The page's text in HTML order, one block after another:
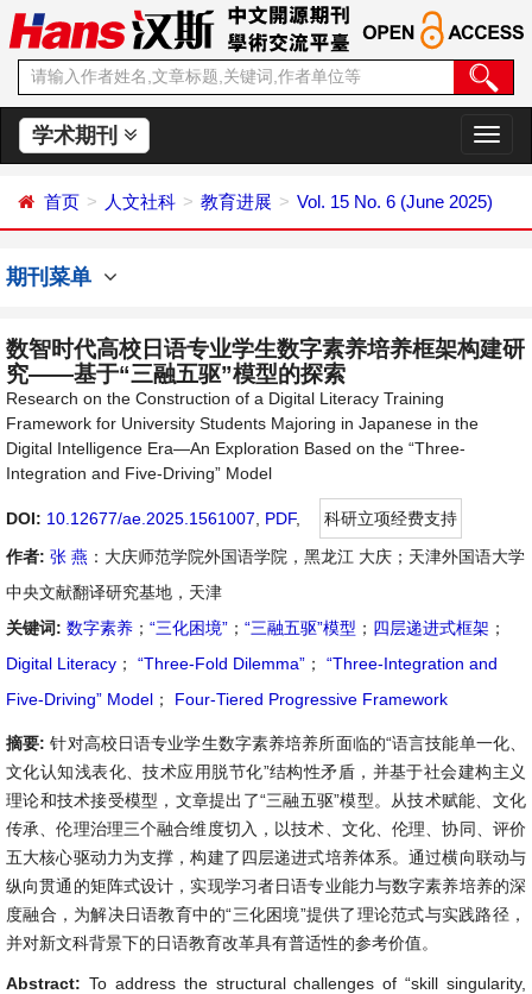
学术期刊
切
换
航
首页 人文社科 教育进展 Vol. 15 No. 6 (June 2025)
期刊菜单
数智时代高校日语专业学生数字素养培养框架构建研
究——基于“三融五驱”模型的探索
Research on the Construction of a Digital Literacy Training
Framework for University Students Majoring in Japanese in the
Digital Intelligence Era—An Exploration Based on the “Three-
Integration and Five-Driving” Model
DOI: 10.12677/ae.2025.1561007 PDF,
科研立项经费支持
作者: 张 燕 ：大庆师范学院外国语学院，黑龙江 大庆；天津外国语大学
中央文献翻译研究基地，天津
关键词: 数字素养 ； “三化困境” ； “三融五驱”模型 ； 四层递进式框架 ；
Digital Literacy ； “Three-Fold Dilemma” ；
“Three-Integration and
Five-Driving” Model ； Four-Tiered Progressive Framework
摘要:针对高校日语专业学生数字素养培养所面临的“语言技能单一化、
文化认知浅表化、技术应用脱节化”结构性矛盾，并基于社会建构主义
理论和技术接受模型，文章提出了“三融五驱”模型。从技术赋能、文化
传承、伦理治理三个融合维度切入，以技术、文化、伦理、协同、评价
五大核心驱动力为支撑，构建了四层递进式培养体系。通过横向联动与
纵向贯通的矩阵式设计，实现学习者日语专业能力与数字素养培养的深
度融合，为解决日语教育中的“三化困境”提供了理论范式与实践路径，
并对新文科背景下的日语教育改革具有普适性的参考价值。
Abstract: To address the structural challenges of “skill singularity,